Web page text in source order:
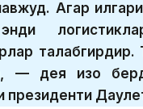
Агар
талабгирдир.
— дея изоҳ